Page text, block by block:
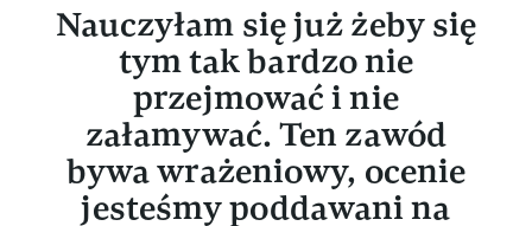
Nauczyłam się już żeby się
tym tak bardzo nie
przejmować i nie
załamywać. Ten zawód
bywa wrażeniowy, ocenie
jesteśmy poddawani na